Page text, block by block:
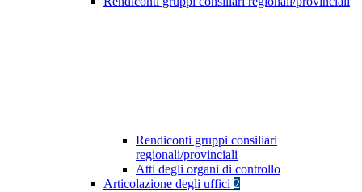
Rendiconti gruppi consiliari
regionali/provinciali
Atti degli organi di controllo
Articolazione degli uffici 2